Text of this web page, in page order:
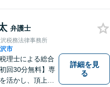
弁護士
税務法律事務所
市
理士による総合
回30分無料】専
活かし、頂上＝
詳細を見
る